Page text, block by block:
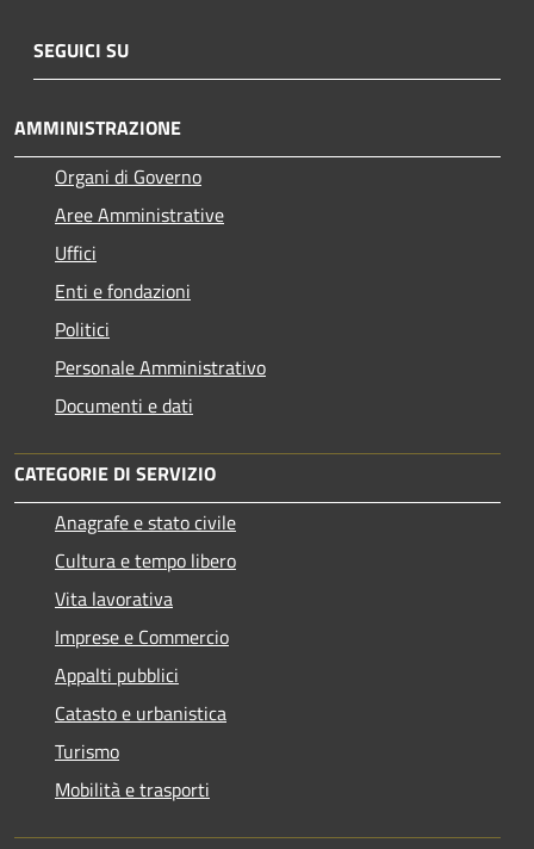
SEGUICI SU
AMMINISTRAZIONE
Organi di Governo
Aree Amministrative
Uffici
Enti e fondazioni
Politici
Personale Amministrativo
Documenti e dati
CATEGORIE DI SERVIZIO
Anagrafe e stato civile
Cultura e tempo libero
Vita lavorativa
Imprese e Commercio
Appalti pubblici
Catasto e urbanistica
Turismo
Mobilità e trasporti